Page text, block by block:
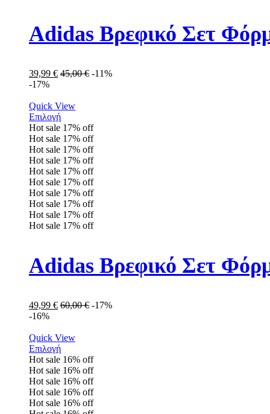
Adidas Βρεφικό Σετ
39,99 € 45,00€ -11%
-17%
Quick View
Επιλογή
Hot sale 17% off
Hot sale 17% off
Hot sale 17% off
Hot sale 17% off
Hot sale 17% off
Hot sale 17% off
Hot sale 17% off
Hot sale 17% off
Hot sale 17% off
Hot sale 17% off
Adidas Βρεφικό Σετ
49,99 € 60,00€ -17%
-16%
Quick View
Επιλογή
Hot sale 16% off
Hot sale 16% off
Hot sale 16% off
Hot sale 16% off
Hot sale 16% off